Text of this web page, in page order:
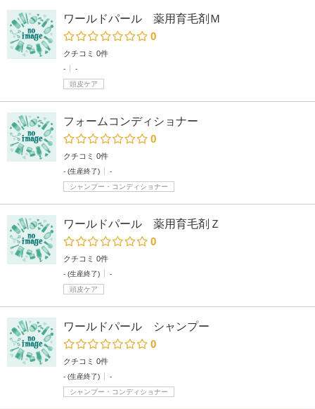
ワールドパール 薬用育毛剤Ｍ
0
クチコミ 0件
-
-
頭皮ケア
フォームコンディショナー
0
クチコミ 0件
- (生産終了)
-
シャンプー・コンディショナー
ワールドパール 薬用育毛剤Ｚ
0
クチコミ 0件
- (生産終了)
-
頭皮ケア
ワールドパール シャンプー
0
クチコミ 0件
- (生産終了)
-
シャンプー・コンディショナー